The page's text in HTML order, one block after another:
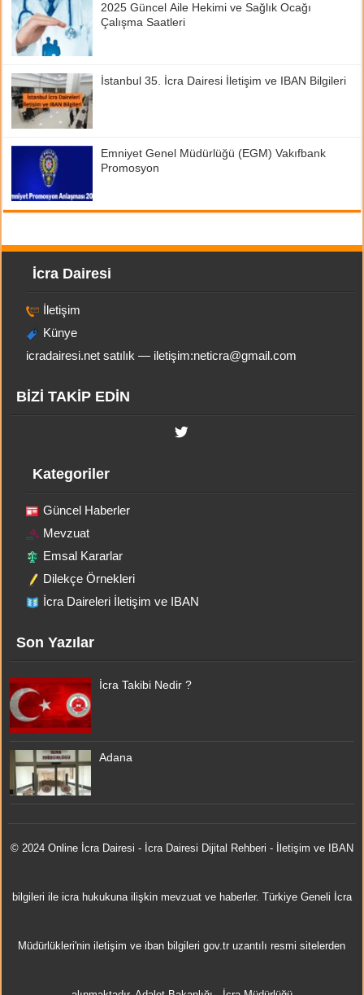
2025 Güncel Aile Hekimi ve Sağlık Ocağı
Çalışma Saatleri
İstanbul 35. İcra Dairesi İletişim ve IBAN Bilgileri
Emniyet Genel Müdürlüğü (EGM) Vakıfbank
Promosyon
İcra Dairesi
İletişim
Künye
icradairesi.net satılık — iletişim:neticra@gmail.com
BİZİ TAKİP EDİN
Kategoriler
Güncel Haberler
Mevzuat
Emsal Kararlar
Dilekçe Örnekleri
İcra Daireleri İletişim ve IBAN
Son Yazılar
İcra Takibi Nedir ?
Adana
© 2024 Online İcra Dairesi - İcra Dairesi Dijital Rehberi - İletişim ve IBAN
bilgileri ile icra hukukuna ilişkin mevzuat ve haberler. Türkiye Geneli İcra
Müdürlükleri'nin iletişim ve iban bilgileri gov.tr uzantılı resmi sitelerden